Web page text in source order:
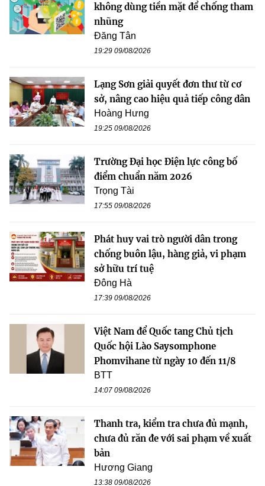
không dùng tiền mặt để chống tham
nhũng
Đăng Tân
19:29 09/08/2026
Lạng Sơn giải quyết đơn thư từ cơ
sở, nâng cao hiệu quả tiếp công dân
Hoàng Hưng
19:25 09/08/2026
Trường Đại học Điện lực công bố
điểm chuẩn năm 2026
Trọng Tài
17:55 09/08/2026
Phát huy vai trò người dân trong
chống buôn lậu, hàng giả, vi phạm
sở hữu trí tuệ
Đông Hà
17:39 09/08/2026
Việt Nam để Quốc tang Chủ tịch
Quốc hội Lào Saysomphone
Phomvihane từ ngày 10 đến 11/8
BTT
14:07 09/08/2026
Thanh tra, kiểm tra chưa đủ mạnh,
chưa đủ răn đe với sai phạm về xuất
bản
Hương Giang
13:38 09/08/2026